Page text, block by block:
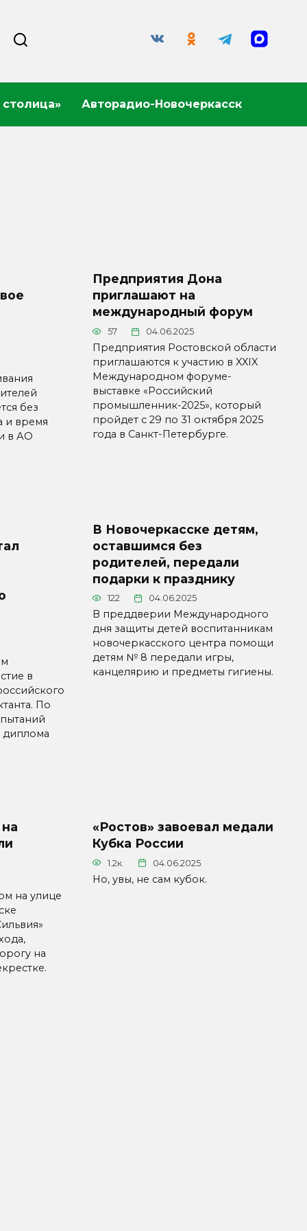
Авторадио-Новочеркасск
без
и время
в АО
Предприятия Дона
приглашают на
международный форум
57 04.06.2025
Предприятия Ростовской области
приглашаются к участию в XXIX
Международном форуме-
выставке «Российский
промышленник-2025», который
пройдет с 29 по 31 октября 2025
года в Санкт-Петербурге.
в
По
диплома
В Новочеркасске детям,
оставшимся без
родителей, передали
подарки к празднику
122 04.06.2025
В преддверии Международного
дня защиты детей воспитанникам
новочеркасского центра помощи
детям № 8 передали игры,
канцелярию и предметы гигиены.
на улице
на
«Ростов» завоевал медали
Кубка России
1.2к. 04.06.2025
Но, увы, не сам кубок.